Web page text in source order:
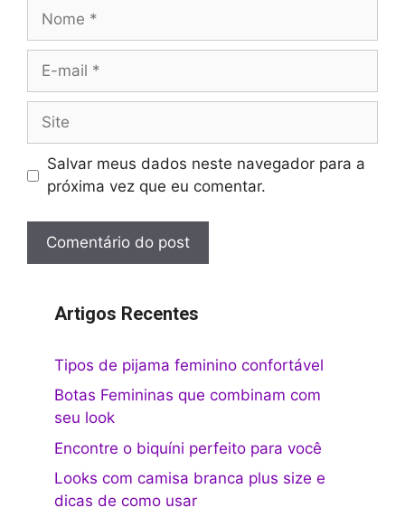
Nome
Site
Salvar meus dados neste navegador para a
próxima vez que eu comentar.
Artigos Recentes
Tipos de pijama feminino confortável
Botas Femininas que combinam com
seu look
Encontre o biquíni perfeito para você
Looks com camisa branca plus size e
dicas de como usar